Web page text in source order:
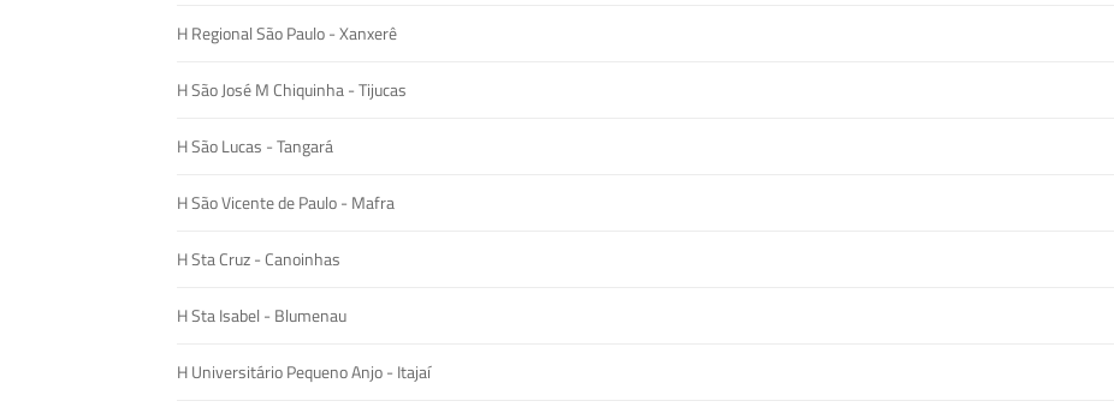
H Regional São Paulo - Xanxerê
H São José M Chiquinha - Tijucas
H São Lucas - Tangará
H São Vicente de Paulo - Mafra
H Sta Cruz - Canoinhas
H Sta Isabel - Blumenau
H Universitário Pequeno Anjo - Itajaí